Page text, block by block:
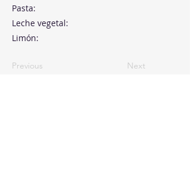
Pasta:
Leche vegetal:
Limón:
Previous Next